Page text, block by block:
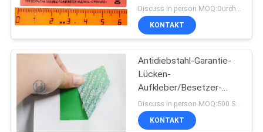
zeigen versteckte
Wörter druckt
Discuss in person MOQ:Durchkontaktierung
KONTAKT
Antidiebstahl-Garantie-
Lücken-
Aufkleber/Besetzer-
Beweis-Dichtungs-Band-
Abbau-Abfall
Discuss in person MOQ:500 Stück
KONTAKT